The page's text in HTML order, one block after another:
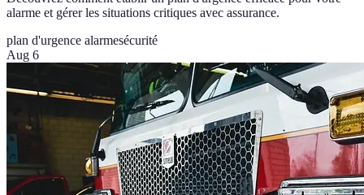
alarme et gérer les situations critiques avec assurance.
plan d'urgence alarmesécurité
Aug 6